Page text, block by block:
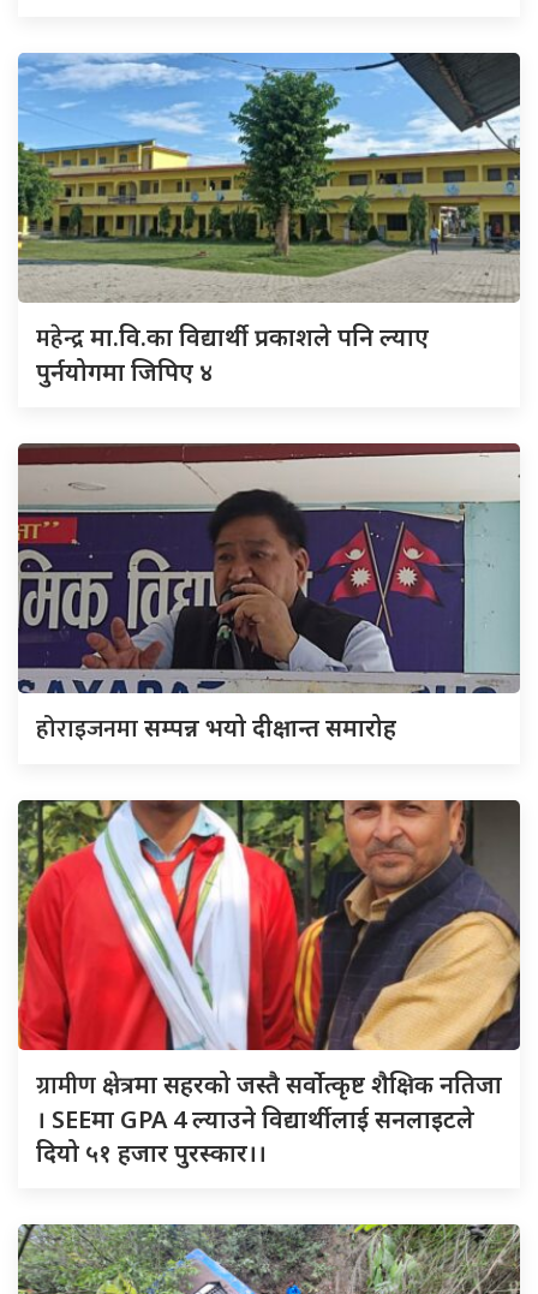
महेन्द्रमा.वि.का विद्यार्थी प्रकाशले पनि ल्याए
पुर्नयोगमा जिपिए ४
होराइजनमासम्पन्न भयो दीक्षान्त समारोह
ग्रामीण क्षेत्रमा सहरको जस्तै सर्वोत्कृष्ट शैक्षिक नतिजा
। SEEमा GPA 4 ल्याउने विद्यार्थीलाई सनलाइटले
दियो ५१ हजार पुरस्कार।।